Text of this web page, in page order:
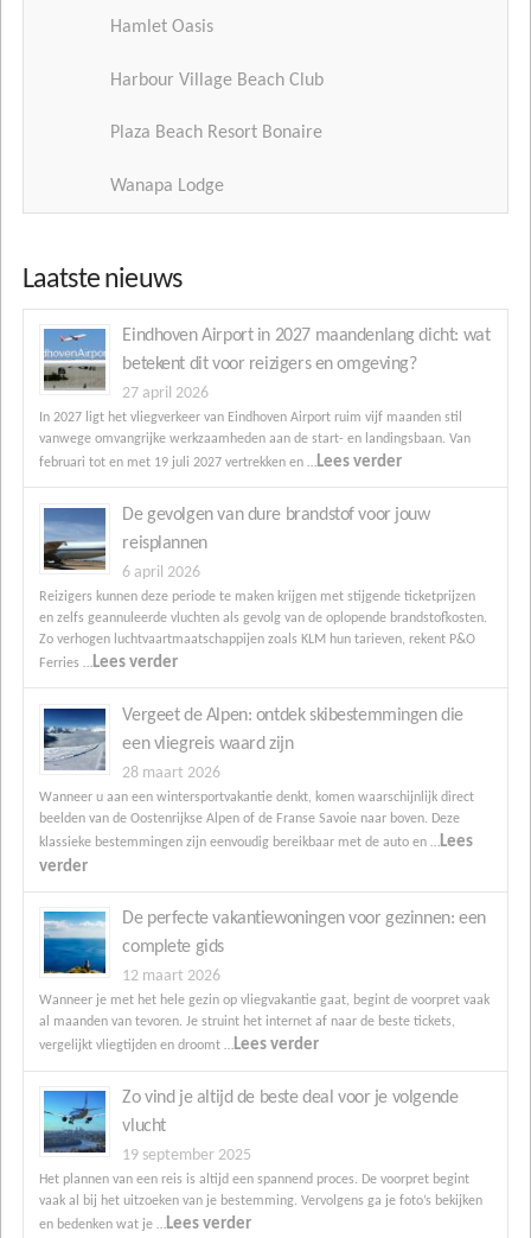
Hamlet Oasis
Harbour Village Beach Club
Plaza Beach Resort Bonaire
Wanapa Lodge
Laatste nieuws
Eindhoven Airport in 2027 maandenlang dicht: wat
betekent dit voor reizigers en omgeving?
27 april 2026
In 2027 ligt het vliegverkeer van Eindhoven Airport ruim vijf maanden stil
vanwege omvangrijke werkzaamheden aan de start- en landingsbaan. Van
februari tot en met 19 juli 2027 vertrekken en …Lees verder
De gevolgen van dure brandstof voor jouw
reisplannen
6 april 2026
Reizigers kunnen deze periode te maken krijgen met stijgende ticketprijzen
en zelfs geannuleerde vluchten als gevolg van de oplopende brandstofkosten.
Zo verhogen luchtvaartmaatschappijen zoals KLM hun tarieven, rekent P&O
Ferries …Lees verder
Vergeet de Alpen: ontdek skibestemmingen die
een vliegreis waard zijn
28 maart 2026
Wanneer u aan een wintersportvakantie denkt, komen waarschijnlijk direct
beelden van de Oostenrijkse Alpen of de Franse Savoie naar boven. Deze
klassieke bestemmingen zijn eenvoudig bereikbaar met de auto en …Lees
verder
De perfecte vakantiewoningen voor gezinnen: een
complete gids
12 maart 2026
Wanneer je met het hele gezin op vliegvakantie gaat, begint de voorpret vaak
al maanden van tevoren. Je struint het internet af naar de beste tickets,
vergelijkt vliegtijden en droomt …Lees verder
Zo vind je altijd de beste deal voor je volgende
vlucht
19 september 2025
Het plannen van een reis is altijd een spannend proces. De voorpret begint
vaak al bij het uitzoeken van je bestemming. Vervolgens ga je foto’s bekijken
en bedenken wat je …Lees verder